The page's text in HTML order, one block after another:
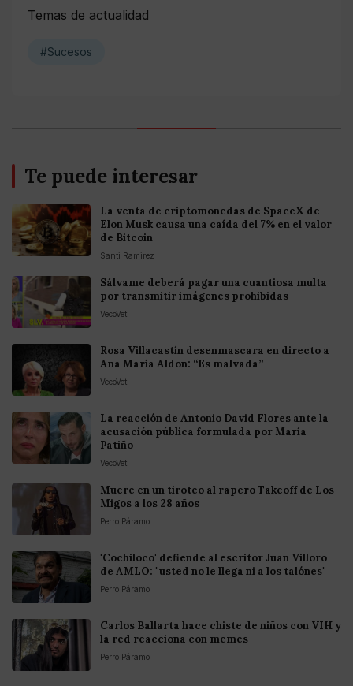
Temas de actualidad
#Sucesos
Te puede interesar
La venta de criptomonedas de SpaceX de
Elon Musk causa una caída del 7% en el valor
de Bitcoin
Santi Ramirez
Sálvame deberá pagar una cuantiosa multa
por transmitir imágenes prohibidas
VecoVet
Rosa Villacastín desenmascara en directo a
Ana María Aldon: “Es malvada”
VecoVet
La reacción de Antonio David Flores ante la
acusación pública formulada por María
Patiño
VecoVet
Muere en un tiroteo al rapero Takeoff de Los
Migos a los 28 años
Perro Páramo
'Cochiloco' defiende al escritor Juan Villoro
de AMLO: "usted no le llega ni a los talónes"
Perro Páramo
Carlos Ballarta hace chiste de niños con VIH y
la red reacciona con memes
Perro Páramo